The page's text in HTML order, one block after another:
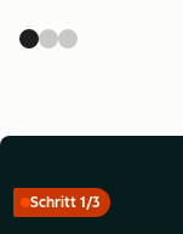
Schritt 1/3